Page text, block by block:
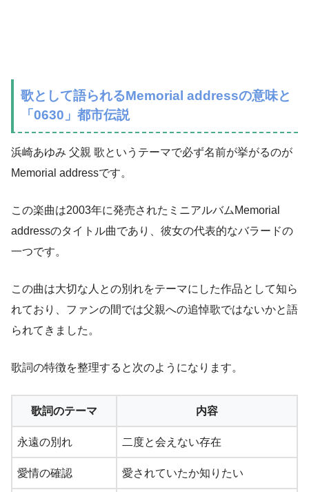
歌として語られるMemorial addressの意味と
「0630」都市伝説
浜崎あゆみ 父親 歌というテーマで必ず名前が挙がるのが
Memorial addressです。
この楽曲は2003年に発売されたミニアルバムMemorial
addressのタイトル曲であり、彼女の代表的なバラードの
一つです。
この曲は大切な人との別れをテーマにした作品として知ら
れており、ファンの間では父親への追悼歌ではないかと語
られてきました。
歌詞の特徴を整理すると次のようになります。
歌詞のテーマ 内容
永遠の別れ 二度と会えない存在
愛情の確認 愛されていたか知りたい